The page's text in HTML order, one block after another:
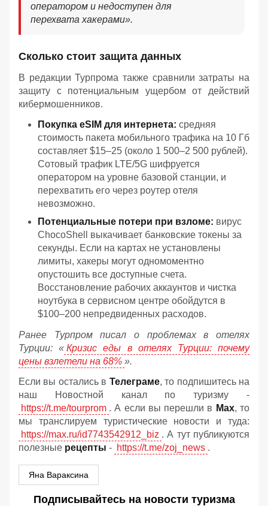
оператором и недоступен для
перехвата хакерами».
Сколько стоит защита данных
В редакции Турпрома также сравнили затраты на
защиту с потенциальным ущербом от действий
кибермошенников.
Покупка eSIM для интернета: средняя
стоимость пакета мобильного трафика на 10 Гб
составляет $15–25 (около 1 500–2 500 рублей).
Сотовый трафик LTE/5G шифруется
оператором на уровне базовой станции, и
перехватить его через роутер отеля
невозможно.
Потенциальные потери при взломе: вирус
ChocoShell выкачивает банковские токены за
секунды. Если на картах не установлены
лимиты, хакеры могут одномоментно
опустошить все доступные счета.
Восстановление рабочих аккаунтов и чистка
ноутбука в сервисном центре обойдутся в
$100–200 непредвиденных расходов.
Ранее Турпром писал о проблемах в отелях
Турции: « Кризис еды в отелях Турции: почему
цены взлетели на 68% ».
Если вы остались в Телеграме, то подпишитесь на
наш Новостной канал по туризму -
https://t.me/tourprom . А если вы перешли в Мах, то
мы транслируем туристические новости и туда:
https://max.ru/id7743542912_biz . А тут публикуются
полезные рецепты - https://t.me/zoj_news .
Яна Вараксина
Подписывайтесь на новости туризма